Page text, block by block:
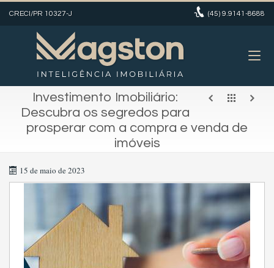
CRECI/PR 10327-J (45) 9.9141-8688
Investimento Imobiliário:
Descubra os segredos para
prosperar com a compra e venda de
imóveis
15 de maio de 2023